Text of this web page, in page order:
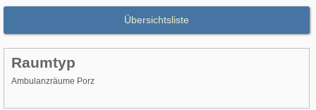
Übersichtsliste
Raumtyp
Ambulanzräume Porz